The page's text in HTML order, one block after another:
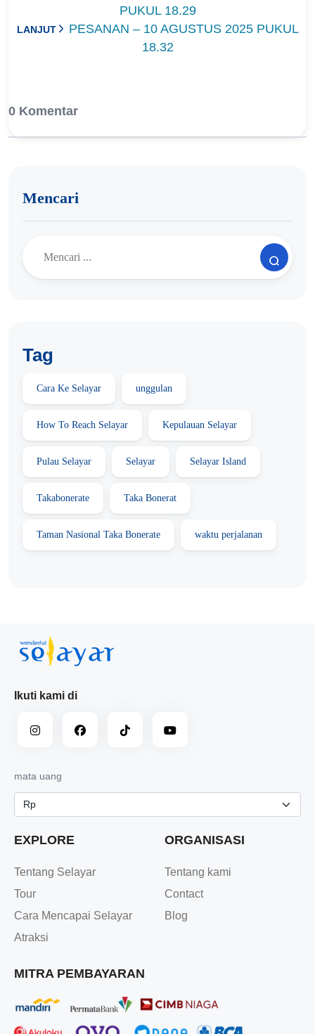
PUKUL 18.29
LANJUT
PESANAN – 10 AGUSTUS 2025 PUKUL
18.32
0 Komentar
Mencari
Tag
Cara Ke Selayar unggulan
How To Reach Selayar Kepulauan Selayar
Pulau Selayar Selayar Selayar Island
Takabonerate Taka Bonerat
Taman Nasional Taka Bonerate waktu perjalanan
Ikuti kami di
mata uang
EXPLORE
Tentang Selayar
Tour
Cara Mencapai Selayar
Atraksi
ORGANISASI
Tentang kami
Contact
Blog
MITRA PEMBAYARAN